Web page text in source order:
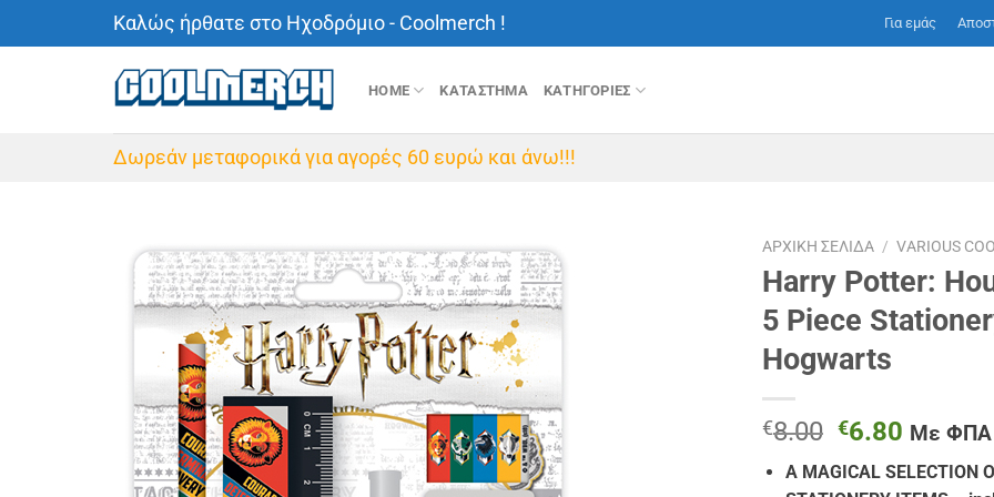
Καλώς ήρθατε στο Ηχοδρόμιο - Coolmerch ! Για εμάς
HOME ΚΑΤΑΣΤΗΜΑ ΚΑΤΗΓΟΡΙΕΣ
Δωρεάν μεταφορικά για αγορές 60 ευρώ και άνω!!!
ΑΡΧΙΚΉ ΣΕΛΊΔΑ / VARIOUS
Harry Potter:
5 Piece
Hogwarts
€8.00 Original
price
was:
€6.80 Η
τιμή
Με ΦΠΑ
A MAGICAL SELECTION